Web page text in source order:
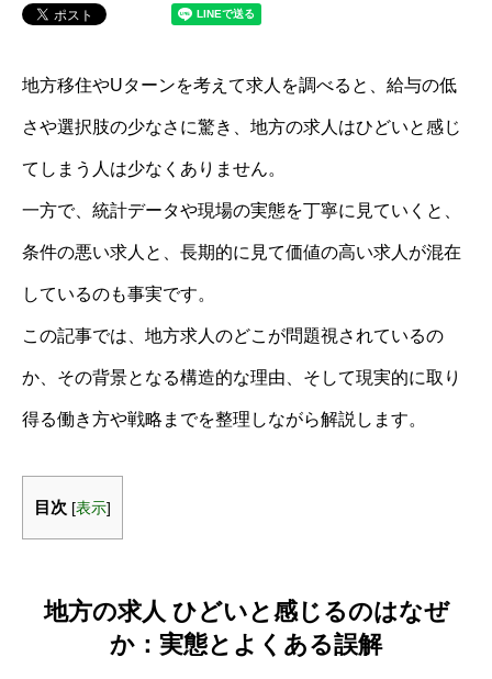
地方移住やUターンを考えて求人を調べると、給与の低
さや選択肢の少なさに驚き、地方の求人はひどいと感じ
てしまう人は少なくありません。
一方で、統計データや現場の実態を丁寧に見ていくと、
条件の悪い求人と、長期的に見て価値の高い求人が混在
しているのも事実です。
この記事では、地方求人のどこが問題視されているの
か、その背景となる構造的な理由、そして現実的に取り
得る働き方や戦略までを整理しながら解説します。
目次 [表示]
地方の求人 ひどいと感じるのはなぜ
か：実態とよくある誤解